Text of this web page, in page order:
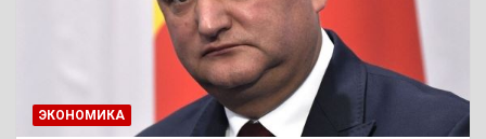
ЭКОНОМИКА